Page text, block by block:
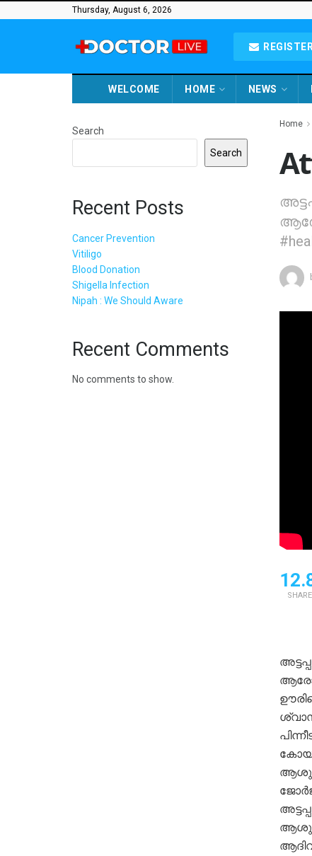
Thursday, August 6, 2026
WELCOME HOME NEWS
Home
Search
Search
Recent Posts
Cancer Prevention
Vitiligo
Blood Donation
Shigella Infection
Nipah : We Should Aware
Recent Comments
No comments to show.